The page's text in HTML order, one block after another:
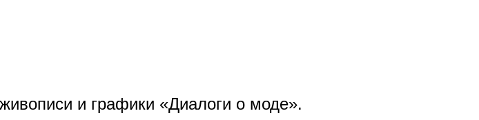
и графики «Диалоги о моде».